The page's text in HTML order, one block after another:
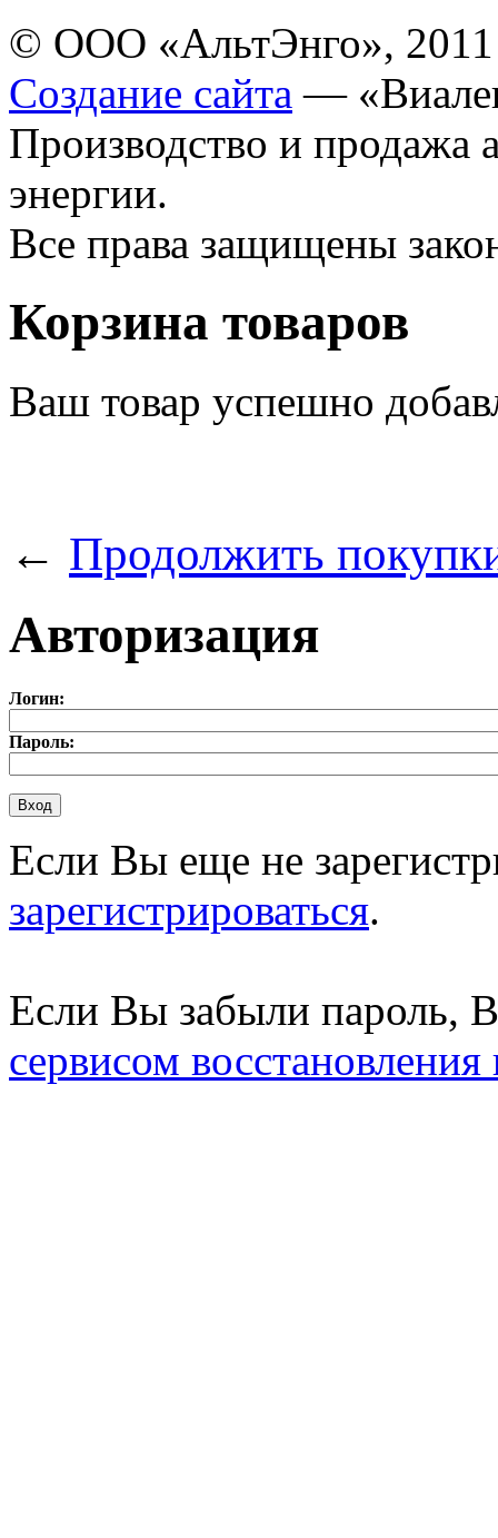
© ООО «АльтЭнго», 2011
Создание сайта —
Производство и продажа
энергии.
Все права защищены
Корзина товаров
Ваш товар успешно
← Продолжить
Авторизация
Логин:
Пароль:
Если Вы еще не
зарегистрироваться.
Если Вы забыли пароль,
сервисом восстановления